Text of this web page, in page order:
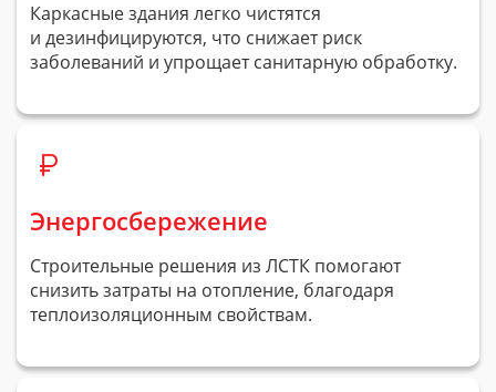
Каркасные здания легко чистятся
и дезинфицируются, что снижает риск
заболеваний и упрощает санитарную обработку.
Энергосбережение
Строительные решения из ЛСТК помогают
снизить затраты на отопление, благодаря
теплоизоляционным свойствам.